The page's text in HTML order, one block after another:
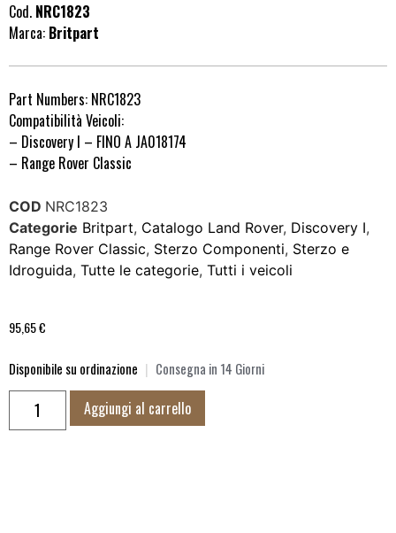
Cod. NRC1823
Marca: Britpart
Part Numbers: NRC1823
Compatibilità Veicoli:
– Discovery I – FINO A JA018174
– Range Rover Classic
COD NRC1823
Categorie Britpart, Catalogo Land Rover, Discovery I,
Range Rover Classic, Sterzo Componenti, Sterzo e
Idroguida, Tutte le categorie, Tutti i veicoli
95,65€
Disponibile su ordinazione | Consegna in 14 Giorni
Aggiungi al carrello